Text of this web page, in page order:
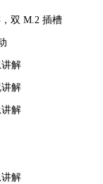
双 M.2 插槽
解
解
解
解